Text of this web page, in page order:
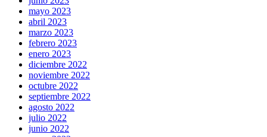
mayo 2023
abril 2023
marzo 2023
febrero 2023
enero 2023
diciembre 2022
noviembre 2022
octubre 2022
septiembre 2022
agosto 2022
julio 2022
junio 2022